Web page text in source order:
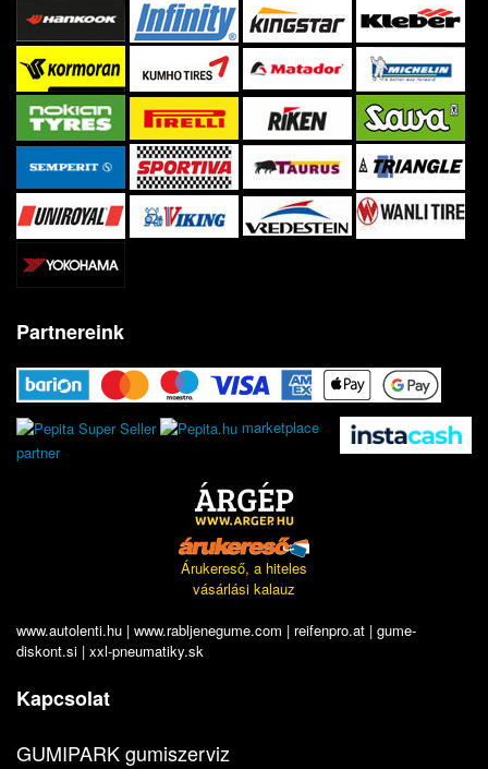
Partnereink
marketplace
partner
Árukereső, a hiteles
vásárlási kalauz
www.autolenti.hu | www.rabljenegume.com | reifenpro.at | gume-
diskont.si | xxl-pneumatiky.sk
Kapcsolat
GUMIPARK gumiszerviz